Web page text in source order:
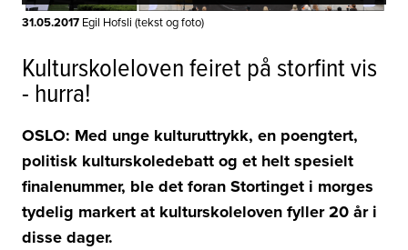
31.05.2017 Egil Hofsli (tekst og foto)
Kulturskoleloven feiret på storfint vis
- hurra!
OSLO: Med unge kulturuttrykk, en poengtert,
politisk kulturskoledebatt og et helt spesielt
finalenummer, ble det foran Stortinget i morges
tydelig markert at kulturskoleloven fyller 20 år i
disse dager.